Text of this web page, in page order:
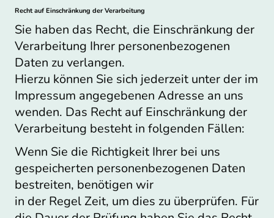
Recht auf Einschränkung der Verarbeitung
Sie haben das Recht, die Einschränkung der
Verarbeitung Ihrer personenbezogenen
Daten zu verlangen.
Hierzu können Sie sich jederzeit unter der im
Impressum angegebenen Adresse an uns
wenden. Das Recht auf Einschränkung der
Verarbeitung besteht in folgenden Fällen:
Wenn Sie die Richtigkeit Ihrer bei uns
gespeicherten personenbezogenen Daten
bestreiten, benötigen wir
in der Regel Zeit, um dies zu überprüfen. Für